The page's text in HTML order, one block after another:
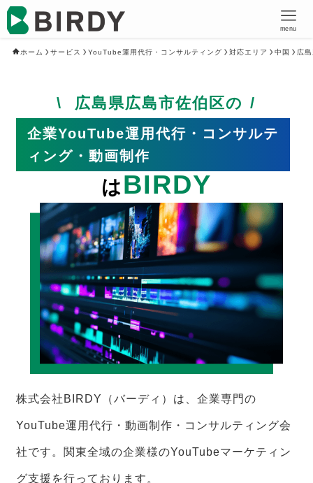
menu
ホーム サービス YouTube運用代行・コンサルティング 対応エリア 中国 広
広島県広島市佐伯区の
企業YouTube運用代行・コンサルテ
ィング・動画制作
はBIRDY
株式会社BIRDY（バーディ）は、企業専門の
YouTube運用代行・動画制作・コンサルティング会
社です。関東全域の企業様のYouTubeマーケティン
グ支援を行っております。